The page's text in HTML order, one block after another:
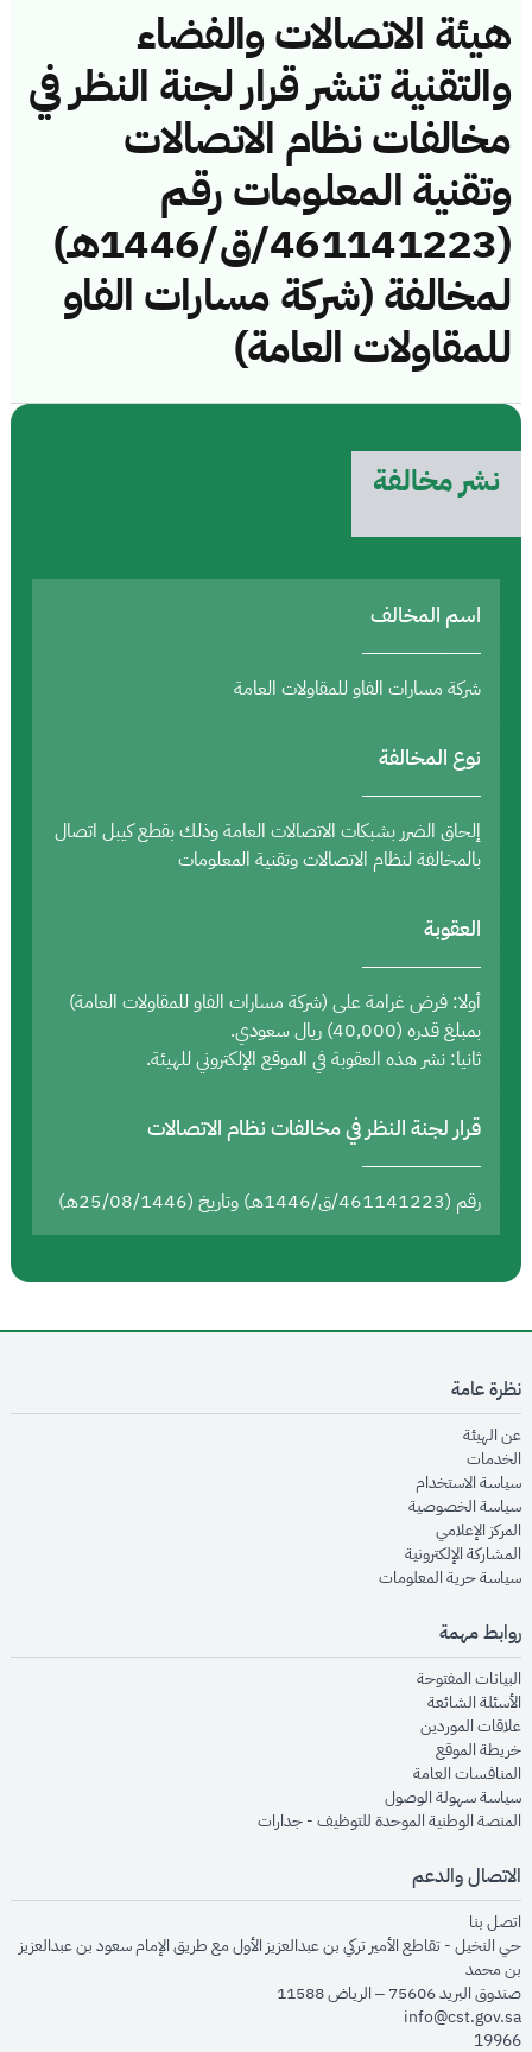
هيئة الاتصالات والفضاء
والتقنية تنشر قرار لجنة النظر في
مخالفات نظام الاتصالات
وتقنية المعلومات رقم
(461141223/ق/1446هـ)
لمخالفة (شركة مسارات الفاو
للمقاولات العامة)
نشر مخالفة
اسم المخالف
شركة مسارات الفاو للمقاولات العامة
نوع المخالفة
إلحاق الضرر بشبكات الاتصالات العامة وذلك بقطع كيبل اتصال
بالمخالفة لنظام الاتصالات وتقنية المعلومات
العقوبة
أولا: فرض غرامة على (شركة مسارات الفاو للمقاولات العامة)
بمبلغ قدره (40,000) ريال سعودي.
ثانيا: نشر هذه العقوبة في الموقع الإلكتروني للهيئة.
قرار لجنة النظر في مخالفات نظام الاتصالات
رقم (461141223/ق/1446هـ) وتاريخ (25/08/1446هـ)
نظرة عامة
عن الهيئةopens in new window
الخدماتopens in new window
سياسة الاستخدام
سياسة الخصوصيةopens in new window
المركز الإعلاميopens in new window
المشاركة الإلكترونيةopens in new window
سياسة حرية المعلوماتopens in new window
روابط مهمة
البيانات المفتوحةopens in new window
الأسئلة الشائعةopens in new window
علاقات الموردينopens in new window
خريطة الموقعopens in new window
المنافسات العامةopens in new window
سياسة سهولة الوصولopens in new window
المنصة الوطنية الموحدة للتوظيف - جداراتopens in new window
الاتصال والدعم
اتصل بنا
حي النخيل - تقاطع الأمير تركي بن عبدالعزيز الأول مع طريق الإمام سعود بن عبدالعزيز
بن محمد
صندوق البريد 75606 – الرياض 11588
info@cst.gov.sa
19966